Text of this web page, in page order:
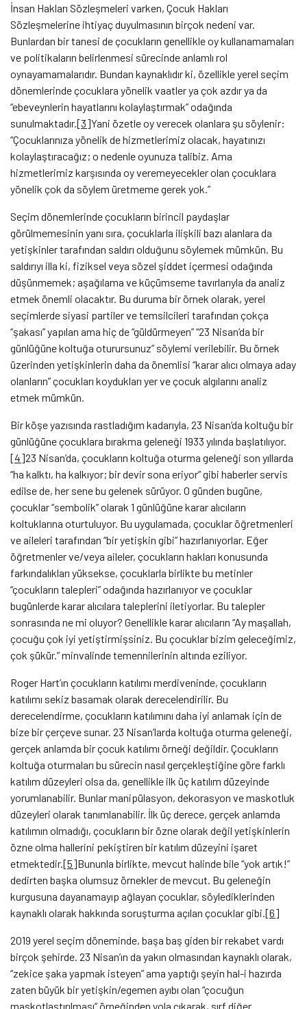
İnsan Hakları Sözleşmeleri varken, Çocuk Hakları
Sözleşmelerine ihtiyaç duyulmasının birçok nedeni var.
Bunlardan bir tanesi de çocukların genellikle oy kullanamamaları
ve politikaların belirlenmesi sürecinde anlamlı rol
oynayamamalarıdır. Bundan kaynaklıdır ki, özellikle yerel seçim
dönemlerinde çocuklara yönelik vaatler ya çok azdır ya da
“ebeveynlerin hayatlarını kolaylaştırmak” odağında
sunulmaktadır.[3]Yani özetle oy verecek olanlara şu söylenir:
“Çocuklarınıza yönelik de hizmetlerimiz olacak, hayatınızı
kolaylaştıracağız; o nedenle oyunuza talibiz. Ama
hizmetlerimiz karşısında oy veremeyecekler olan çocuklara
yönelik çok da söylem üretmeme gerek yok.”
Seçim dönemlerinde çocukların birincil paydaşlar
görülmemesinin yanı sıra, çocuklarla ilişkili bazı alanlara da
yetişkinler tarafından saldırı olduğunu söylemek mümkün. Bu
saldırıyı illa ki, fiziksel veya sözel şiddet içermesi odağında
düşünmemek; aşağılama ve küçümseme tavırlarıyla da analiz
etmek önemli olacaktır. Bu duruma bir örnek olarak, yerel
seçimlerde siyasi partiler ve temsilcileri tarafından çokça
“şakası” yapılan ama hiç de “güldürmeyen” “23 Nisan’da bir
günlüğüne koltuğa oturursunuz” söylemi verilebilir. Bu örnek
üzerinden yetişkinlerin daha da önemlisi “karar alıcı olmaya aday
olanların” çocukları koydukları yer ve çocuk algılarını analiz
etmek mümkün.
Bir köşe yazısında rastladığım kadarıyla, 23 Nisan’da koltuğu bir
günlüğüne çocuklara bırakma geleneği 1933 yılında başlatılıyor.
[4]23 Nisan’da, çocukların koltuğa oturma geleneği son yıllarda
“ha kalktı, ha kalkıyor; bir devir sona eriyor” gibi haberler servis
edilse de, her sene bu gelenek sürüyor. O günden bugüne,
çocuklar “sembolik” olarak 1 günlüğüne karar alıcıların
koltuklarına oturtuluyor. Bu uygulamada, çocuklar öğretmenleri
ve aileleri tarafından “bir yetişkin gibi” hazırlanıyorlar. Eğer
öğretmenler ve/veya aileler, çocukların hakları konusunda
farkındalıkları yüksekse, çocuklarla birlikte bu metinler
“çocukların talepleri” odağında hazırlanıyor ve çocuklar
bugünlerde karar alıcılara taleplerini iletiyorlar. Bu talepler
sonrasında ne mi oluyor? Genellikle karar alıcıların “Ay maşallah,
çocuğu çok iyi yetiştirmişsiniz. Bu çocuklar bizim geleceğimiz,
çok şükür.” minvalinde temennilerinin altında eziliyor.
Roger Hart’ın çocukların katılımı merdiveninde, çocukların
katılımı sekiz basamak olarak derecelendirilir. Bu
derecelendirme, çocukların katılımını daha iyi anlamak için de
bize bir çerçeve sunar. 23 Nisan’larda koltuğa oturma geleneği,
gerçek anlamda bir çocuk katılımı örneği değildir. Çocukların
koltuğa oturmaları bu sürecin nasıl gerçekleştiğine göre farklı
katılım düzeyleri olsa da, genellikle ilk üç katılım düzeyinde
yorumlanabilir. Bunlar manipülasyon, dekorasyon ve maskotluk
düzeyleri olarak tanımlanabilir. İlk üç derece, gerçek anlamda
katılımın olmadığı, çocukların bir özne olarak değil yetişkinlerin
özne olma hallerini pekiştiren bir katılım düzeyini işaret
etmektedir.[5]Bununla birlikte, mevcut halinde bile “yok artık!”
dedirten başka olumsuz örnekler de mevcut. Bu geleneğin
kurgusuna dayanamayıp ağlayan çocuklar, söylediklerinden
kaynaklı olarak hakkında soruşturma açılan çocuklar gibi.[6]
2019 yerel seçim döneminde, başa baş giden bir rekabet vardı
birçok şehirde. 23 Nisan’ın da yakın olmasından kaynaklı olarak,
“zekice şaka yapmak isteyen” ama yaptığı şeyin hal-i hazırda
zaten büyük bir yetişkin/egemen ayıbı olan “çocuğun
maskotlaştırılması” örneğinden yola çıkarak, sırf diğer